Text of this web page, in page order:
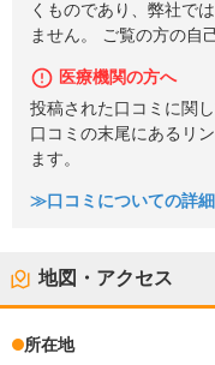
くものであり、弊社で
ません。 ご覧の方の自
医療機関の方へ
投稿された口コミに関
口コミの末尾にあるリ
ます。
≫口コミについての詳細
地図・アクセス
所在地